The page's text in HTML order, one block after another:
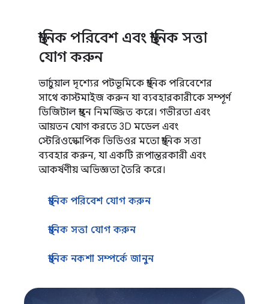
স্থানিক পরিবেশ এবং স্থানিক সত্তা
যোগ করুন
ভার্চুয়াল দৃশ্যের পটভূমিকে স্থানিক পরিবেশের
সাথে কাস্টমাইজ করুন যা ব্যবহারকারীকে সম্পূর্ণ
ডিজিটাল স্থানে নিমজ্জিত করে। গভীরতা এবং
আয়তন যোগ করতে 3D মডেল এবং
স্টেরিওস্কোপিক ভিডিওর মতো স্থানিক সত্তা
ব্যবহার করুন, যা একটি রূপান্তরকারী এবং
আকর্ষণীয় অভিজ্ঞতা তৈরি করে।
স্থানিক পরিবেশ যোগ করুন
স্থানিক সত্তা যোগ করুন
স্থানিক নকশা সম্পর্কে জানুন